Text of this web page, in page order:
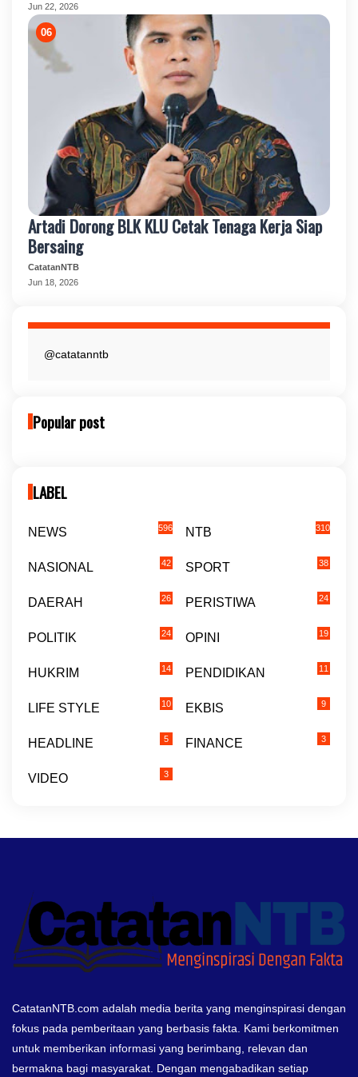
Jun 22, 2026
Artadi Dorong BLK KLU Cetak Tenaga Kerja Siap
Bersaing
CatatanNTB
Jun 18, 2026
@catatanntb
Popular post
LABEL
NEWS 596 NTB 310
NASIONAL 42 SPORT 38
DAERAH 26 PERISTIWA 24
POLITIK 24 OPINI 19
HUKRIM 14 PENDIDIKAN 11
LIFE STYLE 10 EKBIS 9
HEADLINE 5 FINANCE 3
VIDEO 3
CatatanNTB.com adalah media berita yang menginspirasi dengan
fokus pada pemberitaan yang berbasis fakta. Kami berkomitmen
untuk memberikan informasi yang berimbang, relevan dan
bermakna bagi masyarakat. Dengan mengabadikan setiap